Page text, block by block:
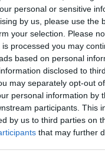
personal or sensitive
by us, please use the
your selection. Please
processed you may
based on personal
disclosed to
may separately opt-out
personal information by
participants. This
by us to third parties on
that may further